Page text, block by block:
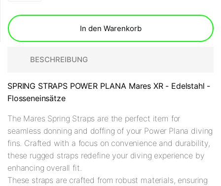
In den Warenkorb
BESCHREIBUNG
SPRING STRAPS POWER PLANA Mares XR - Edelstahl -
Flosseneinsätze
The Mares Spring Straps are the perfect item for
seamless donning and doffing of your Power Plana diving
fins. Crafted with a focus on convenience and durability,
these rugged straps redefine your diving experience by
enhancing overall fit.
These straps are crafted from robust materials, ensuring